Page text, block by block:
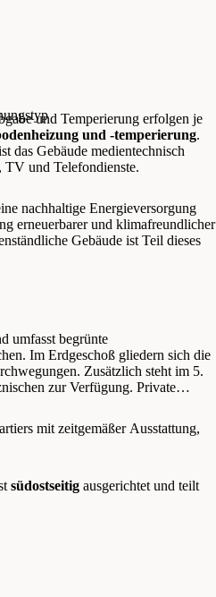
und Temperierung erfolgen je
und -temperierung.
das Gebäude medientechnisch
und Telefondienste.
nachhaltige Energieversorgung
erneuerbarer und klimafreundlicher
Gebäude ist Teil dieses
umfasst begrünte
Im Erdgeschoß gliedern sich die
Zusätzlich steht im 5.
zur Verfügung. Private
mit zeitgemäßer Ausstattung,
südostseitig ausgerichtet und teilt